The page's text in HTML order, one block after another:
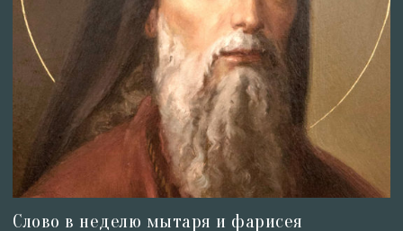
Слово в неделю мытаря и фарисея